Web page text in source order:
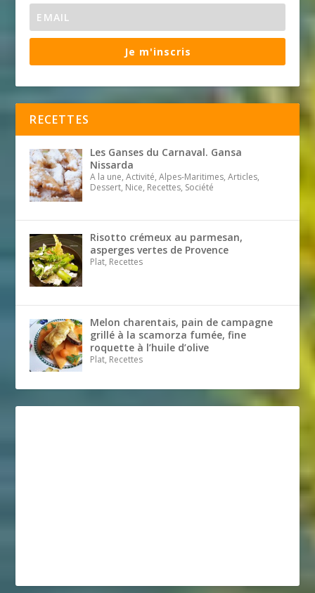
Je m'inscris
RECETTES
Les Ganses du Carnaval. Gansa
Nissarda
A la une, Activité, Alpes-Maritimes, Articles,
Dessert, Nice, Recettes, Société
Risotto crémeux au parmesan,
asperges vertes de Provence
Plat, Recettes
Melon charentais, pain de campagne
grillé à la scamorza fumée, fine
roquette à l’huile d’olive
Plat, Recettes